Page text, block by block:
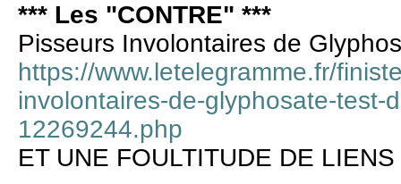
*** Les "CONTRE" ***
Pisseurs Involontaires de
https://www.letelegramme.fr/
involontaires-de-glyphosate-test-
12269244.php
ET UNE FOULTITUDE DE LIENS